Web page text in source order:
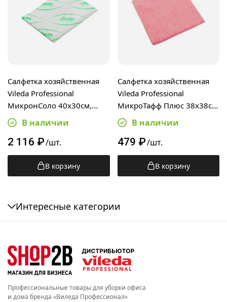
Салфетка хозяйственная
Vileda Professional
МикронСоло 40х30см,
зеленая, одноразовая,
100шт, в пачке, 160103
В наличии
2 116 ₽/шт.
В корзину
Салфетка хозяйственная
Vileda Professional
МикроТафф Плюс 38х38см,
красная, 174201
В наличии
479 ₽/шт.
В корзину
Интересные категории
Профессиональные товары для уборки офиса
и дома бренда «Виледа Профессионал»